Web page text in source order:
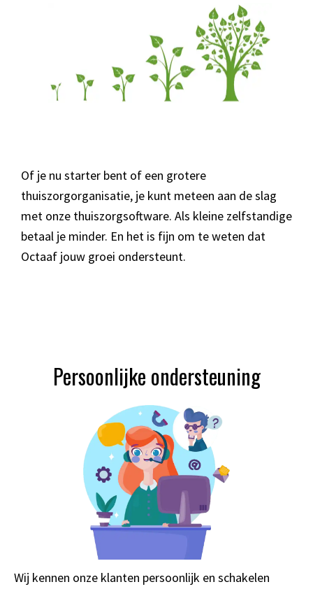
Of je nu starter bent of een grotere
thuiszorgorganisatie, je kunt meteen aan de slag
met onze thuiszorgsoftware. Als kleine zelfstandige
betaal je minder. En het is fijn om te weten dat
Octaaf jouw groei ondersteunt.
Persoonlijke ondersteuning
Wij kennen onze klanten persoonlijk en schakelen